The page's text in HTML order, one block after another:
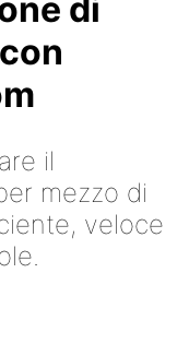
di
il
mezzo di
veloce